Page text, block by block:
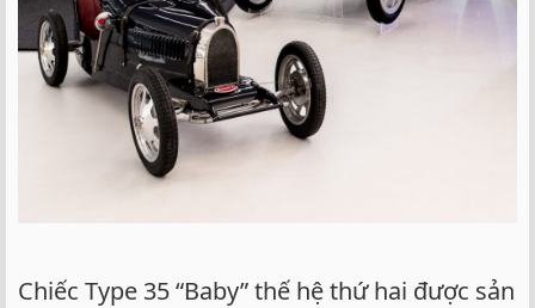
Chiếc Type 35 “Baby” thế hệ thứ hai được sản